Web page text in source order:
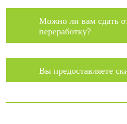
Можно ли вам сдать
переработку?
Вы предоставляете